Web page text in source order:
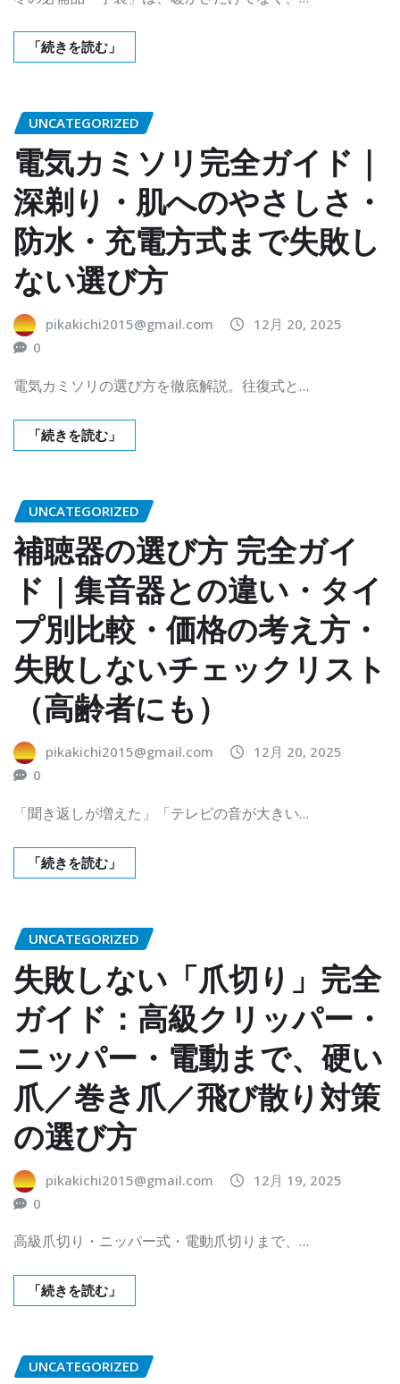
「続きを読む」
UNCATEGORIZED
電気カミソリ完全ガイド｜
深剃り・肌へのやさしさ・
防水・充電方式まで失敗し
ない選び方
pikakichi2015@gmail.com
12月 20, 2025
0
電気カミソリの選び方を徹底解説。往復式と…
「続きを読む」
UNCATEGORIZED
補聴器の選び方 完全ガイ
ド｜集音器との違い・タイ
プ別比較・価格の考え方・
失敗しないチェックリスト
（高齢者にも）
pikakichi2015@gmail.com
12月 20, 2025
0
「聞き返しが増えた」「テレビの音が大きい…
「続きを読む」
UNCATEGORIZED
失敗しない「爪切り」完全
ガイド：高級クリッパー・
ニッパー・電動まで、硬い
爪／巻き爪／飛び散り対策
の選び方
pikakichi2015@gmail.com
12月 19, 2025
0
高級爪切り・ニッパー式・電動爪切りまで、…
「続きを読む」
UNCATEGORIZED